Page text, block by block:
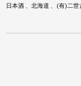
日本酒 北海道 (有)二世